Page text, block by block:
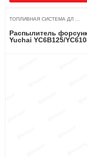
ТОПЛИВНАЯ СИСТЕМА ДЛ ...
Распылитель
Yuchai YC6B125/